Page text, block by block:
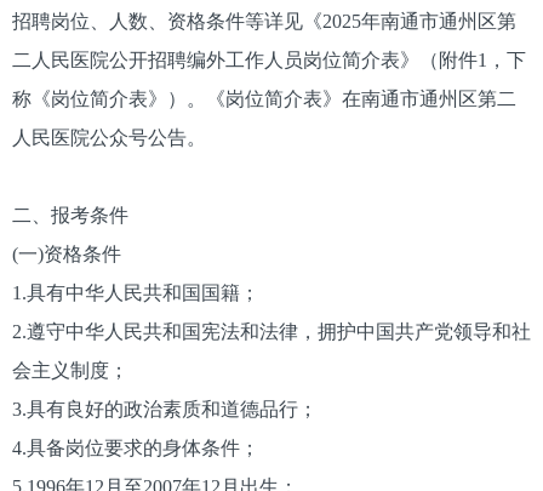
招聘岗位、人数、资格条件等详见《2025年南通市通州区第
二人民医院公开招聘编外工作人员岗位简介表》（附件1，下
称《岗位简介表》）。《岗位简介表》在南通市通州区第二
人民医院公众号公告。
二、报考条件
(一)资格条件
1.具有中华人民共和国国籍；
2.遵守中华人民共和国宪法和法律，拥护中国共产党领导和社
会主义制度；
3.具有良好的政治素质和道德品行；
4.具备岗位要求的身体条件；
5.1996年12月至2007年12月出生；